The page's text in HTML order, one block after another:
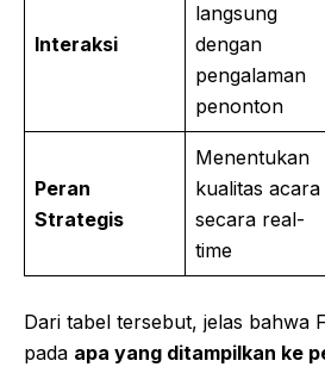
Interaksi
langsung
dengan
pengalaman
penonton
Peran
Strategis
Menentukan
kualitas acara
secara real-
time
Dari tabel tersebut, jelas bahwa
pada apa yang ditampilkan ke